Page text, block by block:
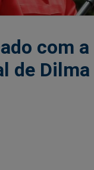
com a
de Dilma